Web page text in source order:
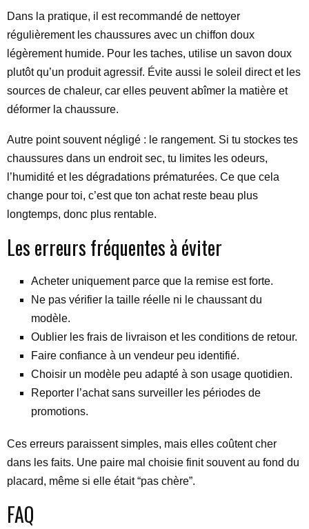
Dans la pratique, il est recommandé de nettoyer
régulièrement les chaussures avec un chiffon doux
légèrement humide. Pour les taches, utilise un savon doux
plutôt qu’un produit agressif. Évite aussi le soleil direct et les
sources de chaleur, car elles peuvent abîmer la matière et
déformer la chaussure.
Autre point souvent négligé : le rangement. Si tu stockes tes
chaussures dans un endroit sec, tu limites les odeurs,
l’humidité et les dégradations prématurées. Ce que cela
change pour toi, c’est que ton achat reste beau plus
longtemps, donc plus rentable.
Les erreurs fréquentes à éviter
Acheter uniquement parce que la remise est forte.
Ne pas vérifier la taille réelle ni le chaussant du
modèle.
Oublier les frais de livraison et les conditions de retour.
Faire confiance à un vendeur peu identifié.
Choisir un modèle peu adapté à son usage quotidien.
Reporter l’achat sans surveiller les périodes de
promotions.
Ces erreurs paraissent simples, mais elles coûtent cher
dans les faits. Une paire mal choisie finit souvent au fond du
placard, même si elle était “pas chère”.
FAQ